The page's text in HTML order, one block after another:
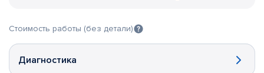
Стоимость работы (без детали)
Диагностика